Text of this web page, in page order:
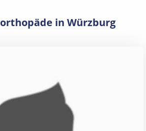
in Würzburg